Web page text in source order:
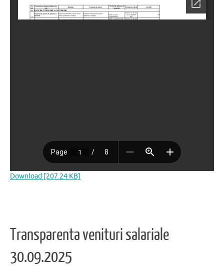
Download [207.24 KB]
Transparenta venituri salariale
30.09.2025